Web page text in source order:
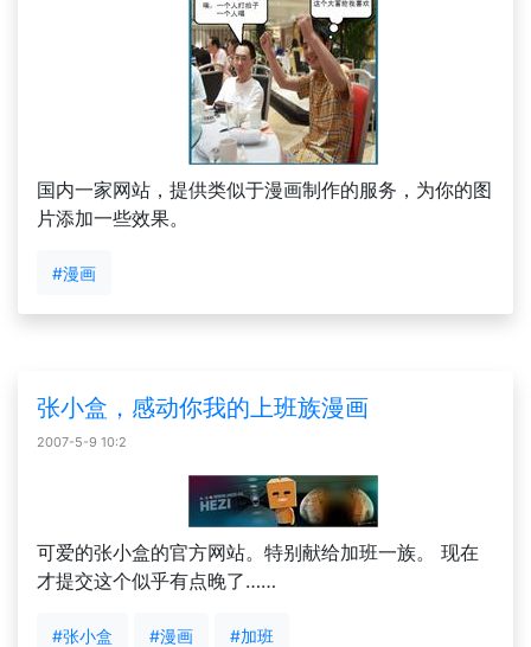
国内一家网站，提供类似于漫画制作的服务，为你的图
片添加一些效果。
#漫画
张小盒，感动你我的上班族漫画
2007-5-9 10:2
可爱的张小盒的官方网站。特别献给加班一族。 现在
才提交这个似乎有点晚了……
#张小盒 #漫画 #加班